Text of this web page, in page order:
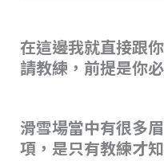
在這邊我就直接跟
請教練，前提是你
滑雪場當中有很多
項，是只有教練才